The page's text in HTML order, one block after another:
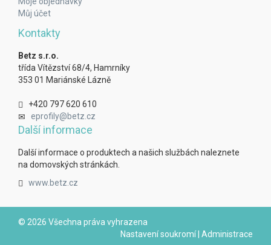
Můj účet
Kontakty
Betz s.r.o.
třída Vítězství 68/4, Hamrníky
353 01 Mariánské Lázně
+420 797 620 610
eprofily@betz.cz
Další informace
Další informace o produktech a našich službách naleznete
na domovských stránkách.
www.betz.cz
© 2026 Všechna práva vyhrazena
Nastavení soukromí| Administrace